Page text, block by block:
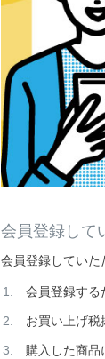
会員登録して
会員登録していた
会員登録する
お買い上げ税
購入した商品